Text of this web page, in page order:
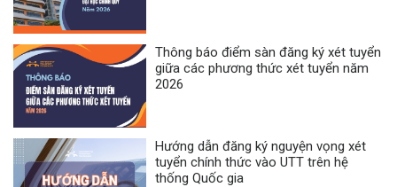
Thông báo điểm sàn đăng ký xét tuyển
giữa các phương thức xét tuyển năm
2026
Hướng dẫn đăng ký nguyện vọng xét
tuyển chính thức vào UTT trên hệ
thống Quốc gia